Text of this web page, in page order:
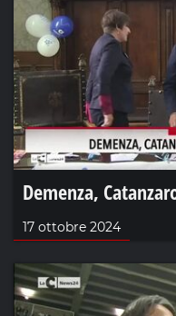
Demenza,
17 ottobre 2024